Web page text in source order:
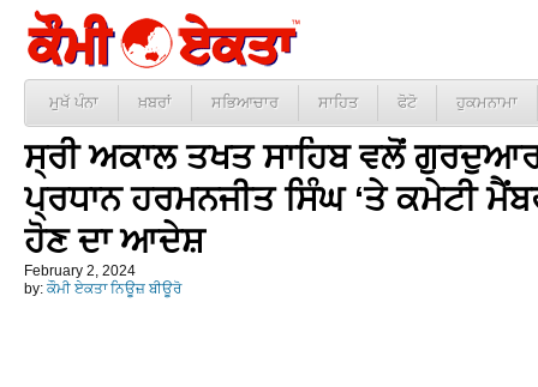
ਮੁਖੱ ਪੰਨਾ ਖ਼ਬਰਾਂ ਸਭਿਆਚਾਰ ਸਾਹਿਤ ਫੋਟੋ ਹੁਕਮਨਾਮਾ
ਸ੍ਰੀ ਅਕਾਲ ਤਖਤ ਸਾਹਿਬ ਵਲੋਂ
ਪ੍ਰਧਾਨ ਹਰਮਨਜੀਤ ਸਿੰਘ ‘ਤੇ ਕਮੇਟੀ
ਹੋਣ ਦਾ ਆਦੇਸ਼
February 2, 2024
by: ਕੌਮੀ ਏਕਤਾ ਨਿਊਜ਼ ਬੀਊਰੋ